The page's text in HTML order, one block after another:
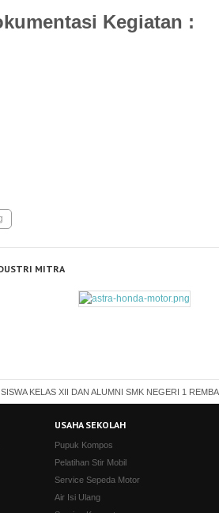
Kegiatan :
MITRA
KELAS XII DAN ALUMNI SMK NEGERI 1
USAHA SEKOLAH
Pupuk Kompos
Pelatihan Stir Mobil
Service Sepeda Motor
Air Isi Ulang